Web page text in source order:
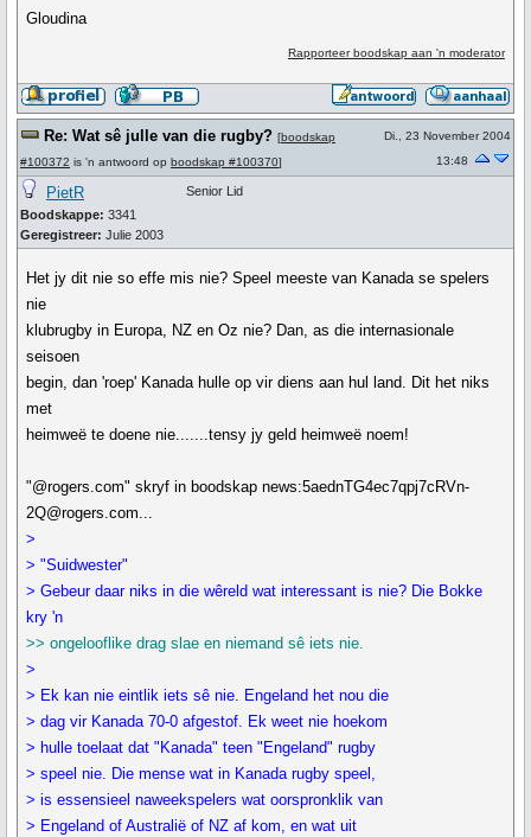
Gloudina
Rapporteer boodskap aan 'n moderator
Re: Wat sê julle van die rugby? [boodskap
#100372 is 'n antwoord op boodskap #100370]
Di., 23 November 2004
13:48
PietR
Boodskappe: 3341
Geregistreer: Julie 2003
Senior Lid
Het jy dit nie so effe mis nie? Speel meeste van Kanada se spelers
nie
klubrugby in Europa, NZ en Oz nie? Dan, as die internasionale
seisoen
begin, dan 'roep' Kanada hulle op vir diens aan hul land. Dit het niks
met
heimweë te doene nie.......tensy jy geld heimweë noem!
"@rogers.com" skryf in boodskap news:5aednTG4ec7qpj7cRVn-
2Q@rogers.com...
>
> "Suidwester"
> Gebeur daar niks in die wêreld wat interessant is nie? Die Bokke
kry 'n
>> ongelooflike drag slae en niemand sê iets nie.
>
> Ek kan nie eintlik iets sê nie. Engeland het nou die
> dag vir Kanada 70-0 afgestof. Ek weet nie hoekom
> hulle toelaat dat "Kanada" teen "Engeland" rugby
> speel nie. Die mense wat in Kanada rugby speel,
> is essensieel naweekspelers wat oorspronklik van
> Engeland of Australië of NZ af kom, en wat uit